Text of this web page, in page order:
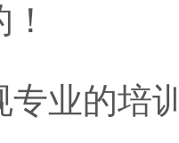
专业的培